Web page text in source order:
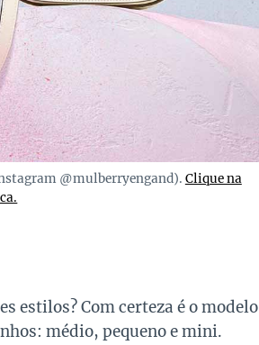
@mulberryengand). Clique na
estilos? Com certeza é o modelo
médio, pequeno e mini.